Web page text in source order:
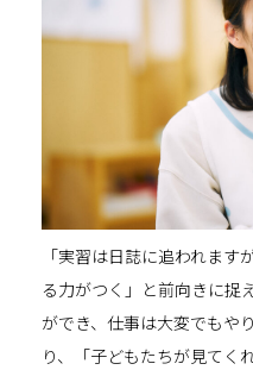
「実習は日誌に追われま
る力がつく」と前向きに捉
ができ、仕事は大変でもや
り、「子どもたちが見てく